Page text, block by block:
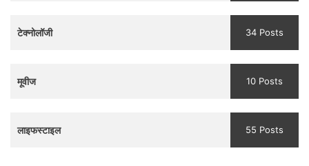
टेक्नोलॉजी 34 Posts
मूवीज 10 Posts
लाइफस्टाइल 55 Posts